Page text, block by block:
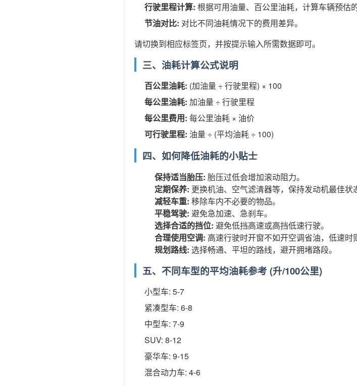
行驶里程计算: 根据可用油量、百公里油耗，计算车辆预估
节油对比: 对比不同油耗情况下的费用差异。
请切换到相应标签页，并按提示输入所需数据即可。
三、油耗计算公式说明
百公里油耗: (加油量 ÷ 行驶里程) × 100
每公里油耗: 加油量 ÷ 行驶里程
每公里费用: 每公里油耗 × 油价
可行驶里程: 油量 ÷ (平均油耗 ÷ 100)
四、如何降低油耗的小贴士
保持适当胎压: 胎压过低会增加滚动阻力。
定期保养: 更换机油、空气滤清器等，保持发动机最佳状
减轻车重: 移除车内不必要的物品。
平稳驾驶: 避免急加速、急刹车。
选择合适的挡位: 避免低挡高速或高挡低速行驶。
合理使用空调: 高速行驶时开窗不如开空调省油，低速时
规划路线: 选择畅通、平坦的路线，避开拥堵路段。
五、不同车型的平均油耗参考 (升/100公里)
小型车: 5-7
紧凑型车: 6-8
中型车: 7-9
SUV: 8-12
豪华车: 9-15
混合动力车: 4-6